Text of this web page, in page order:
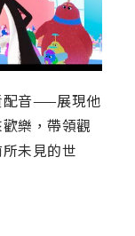
配音——展現他
樂，帶領觀
未見的世